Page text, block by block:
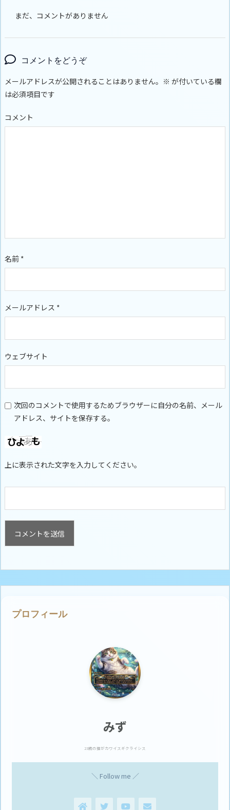
まだ、コメントがありません
コメントをどうぞ
メールアドレスが公開されることはありません。 ※ が付いている欄
は必須項目です
コメント
名前 *
メールアドレス *
ウェブサイト
次回のコメントで使用するためブラウザーに自分の名前、メール
アドレス、サイトを保存する。
上に表示された文字を入力してください。
プロフィール
みず
23歳の猫がカワイスギクライシス
＼ Follow me ／